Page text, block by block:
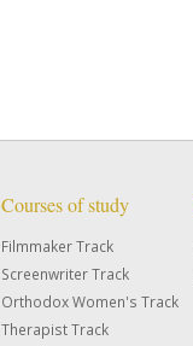
Courses of study
Filmmaker Track
Screenwriter Track
Orthodox Women's Track
Therapist Track